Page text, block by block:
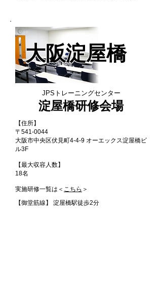
大阪淀屋橋
JPSトレーニングセンター
淀屋橋研修会場
【住所】
〒541-0044
大阪市中央区伏見町4-4-9 オーエックス淀屋橋ビ
ル3F
【最大収容人数】
18名
実施研修一覧は＜ こちら ＞
【御堂筋線】 淀屋橋駅徒歩2分